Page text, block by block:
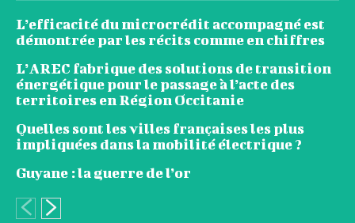
L’efficacité du microcrédit accompagné est
démontrée par les récits comme en chiffres
L’AREC fabrique des solutions de transition
énergétique pour le passage à l’acte des
territoires en Région Occitanie
Quelles sont les villes françaises les plus
impliquées dans la mobilité électrique ?
Guyane : la guerre de l’or